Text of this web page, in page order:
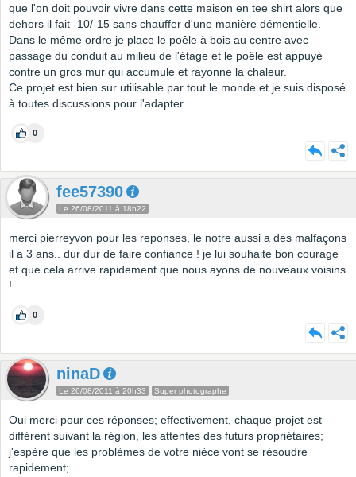
que l'on doit pouvoir vivre dans cette maison en tee shirt alors que
dehors il fait -10/-15 sans chauffer d'une manière démentielle.
Dans le même ordre je place le poêle à bois au centre avec
passage du conduit au milieu de l'étage et le poêle est appuyé
contre un gros mur qui accumule et rayonne la chaleur.
Ce projet est bien sur utilisable par tout le monde et je suis disposé
à toutes discussions pour l'adapter
0
fee57390
Le 26/08/2011 à 18h22
merci pierreyvon pour les reponses, le notre aussi a des malfaçons
il a 3 ans.. dur dur de faire confiance ! je lui souhaite bon courage
et que cela arrive rapidement que nous ayons de nouveaux voisins
!
0
ninaD
Le 26/08/2011 à 20h33 Super photographe
Oui merci pour ces réponses; effectivement, chaque projet est
différent suivant la région, les attentes des futurs propriétaires;
j'espère que les problèmes de votre nièce vont se résoudre
rapidement;